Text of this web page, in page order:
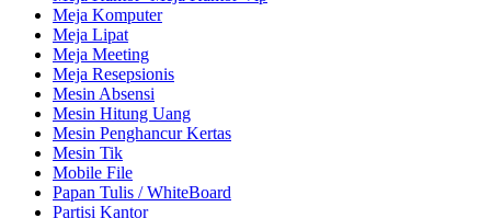
Meja Komputer
Meja Lipat
Meja Meeting
Meja Resepsionis
Mesin Absensi
Mesin Hitung Uang
Mesin Penghancur Kertas
Mesin Tik
Mobile File
Papan Tulis / WhiteBoard
Partisi Kantor